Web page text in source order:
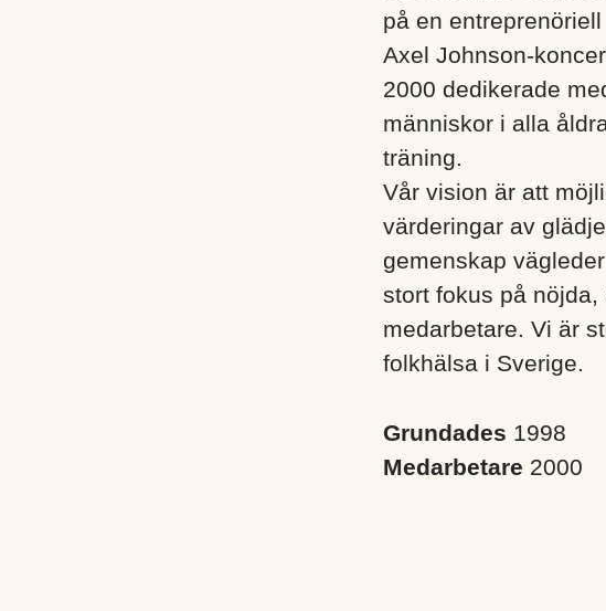
på en
Axel Johnson-
2000 dedikerade
människor i alla
träning.
Vår vision är att
värderingar av
gemenskap
stort fokus på
medarbetare. Vi är
folkhälsa i Sverige. ​
Grundades 1998
Medarbetare 2000